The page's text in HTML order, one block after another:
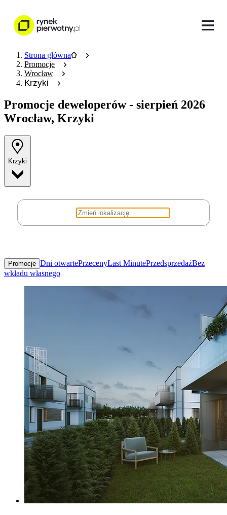
Strona główna
Promocje
Wrocław
Krzyki
Promocje deweloperów - sierpień 2026
Wrocław, Krzyki
Krzyki
Promocje Dni otwartePrzecenyLast MinutePrzedsprzedażBez
wkładu własnego